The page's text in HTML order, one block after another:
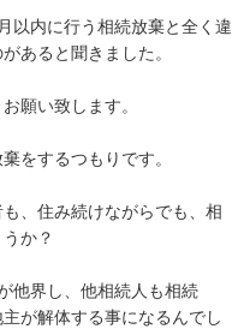
以内に行う相続放棄と全く違
あると聞きました。
願い致します。
をするつもりです。
、住み続けながらでも、相
か？
界し、他相続人も相続
が解体する事になるんでし